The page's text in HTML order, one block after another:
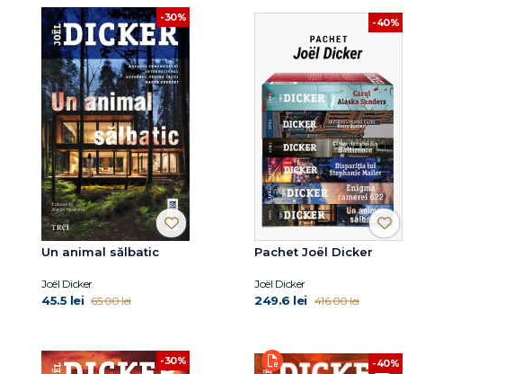
-30%
Un animal sălbatic
Joël Dicker
45.5 lei 65.00 lei
-40%
Pachet Joël Dicker
Joël Dicker
249.6 lei 416.00 lei
-30% -40%